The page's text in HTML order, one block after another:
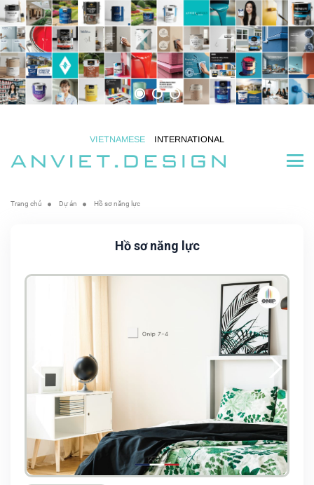
VIETNAMESE INTERNATIONAL
Trang chủ Dự án Hồ sơ năng lực
Hồ sơ năng lực